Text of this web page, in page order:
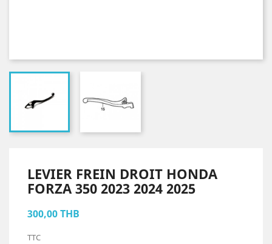
LEVIER FREIN DROIT HONDA
FORZA 350 2023 2024 2025
300,00 THB
TTC